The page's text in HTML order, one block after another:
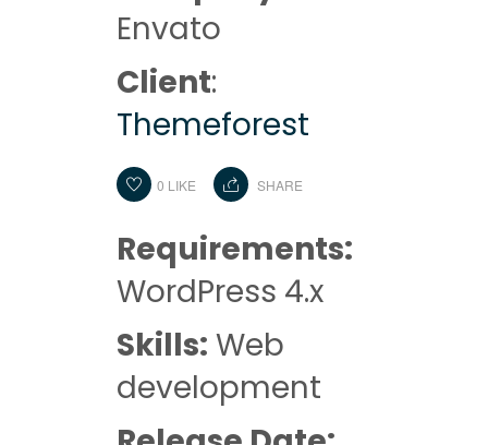
Envato
Client:
Themeforest
0 LIKE SHARE
Requirements:
WordPress 4.x
Skills: Web
development